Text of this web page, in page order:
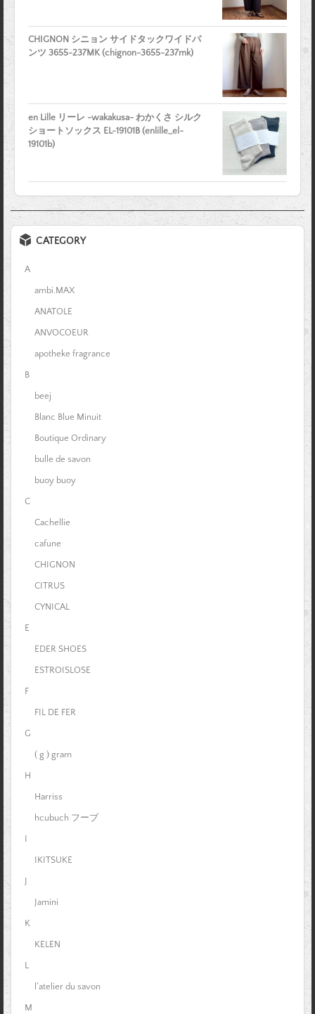
CHIGNON シニョン サイドタックワイドパ
ンツ 3655-237MK (chignon-3655-237mk)
en Lille リーレ -wakakusa- わかくさ シルク
ショートソックス EL-19101B (enlille_el-
19101b)
CATEGORY
A
ambi.MAX
ANATOLE
ANVOCOEUR
apotheke fragrance
B
beej
Blanc Blue Minuit
Boutique Ordinary
bulle de savon
buoy buoy
C
Cachellie
cafune
CHIGNON
CITRUS
CYNICAL
E
EDER SHOES
ESTROISLOSE
F
FIL DE FER
G
( g ) gram
H
Harriss
hcubuch フーブ
IKITSUKE
Jamini
K
KELEN
L
l'atelier du savon
M